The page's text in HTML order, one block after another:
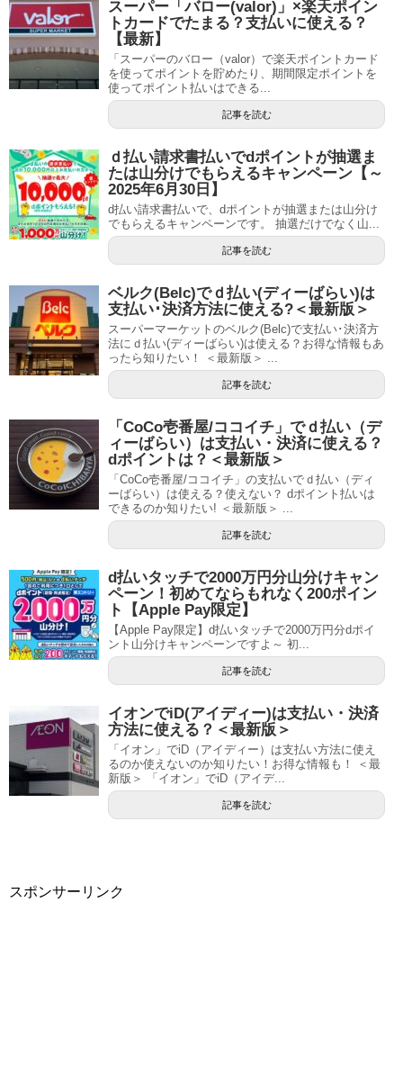
スーパー「バロー(valor)」×楽天ポイン
トカードでたまる？支払いに使える？
【最新】
「スーパーのバロー（valor）で楽天ポイントカード
を使ってポイントを貯めたり、期間限定ポイントを
使ってポイント払いはできる...
記事を読む
ｄ払い請求書払いでdポイントが抽選ま
たは山分けでもらえるキャンペーン【～
2025年6月30日】
d払い請求書払いで、dポイントが抽選または山分け
でもらえるキャンペーンです。 抽選だけでなく山...
記事を読む
ベルク(Belc)でｄ払い(ディーばらい)は
支払い･決済方法に使える?＜最新版＞
スーパーマーケットのベルク(Belc)で支払い･決済方
法にｄ払い(ディーばらい)は使える？お得な情報もあ
ったら知りたい！ ＜最新版＞ ...
記事を読む
「CoCo壱番屋/ココイチ」でｄ払い（デ
ィーばらい）は支払い・決済に使える？
dポイントは？＜最新版＞
「CoCo壱番屋/ココイチ」の支払いでｄ払い（ディ
ーばらい）は使える？使えない？ dポイント払いは
できるのか知りたい! ＜最新版＞ ...
記事を読む
d払いタッチで2000万円分山分けキャン
ペーン！初めてならもれなく200ポイン
ト【Apple Pay限定】
【Apple Pay限定】d払いタッチで2000万円分dポイ
ント山分けキャンペーンですよ～ 初...
記事を読む
イオンでiD(アイディー)は支払い・決済
方法に使える？＜最新版＞
「イオン」でiD（アイディー）は支払い方法に使え
るのか使えないのか知りたい！お得な情報も！ ＜最
新版＞ 「イオン」でiD（アイデ...
記事を読む
スポンサーリンク